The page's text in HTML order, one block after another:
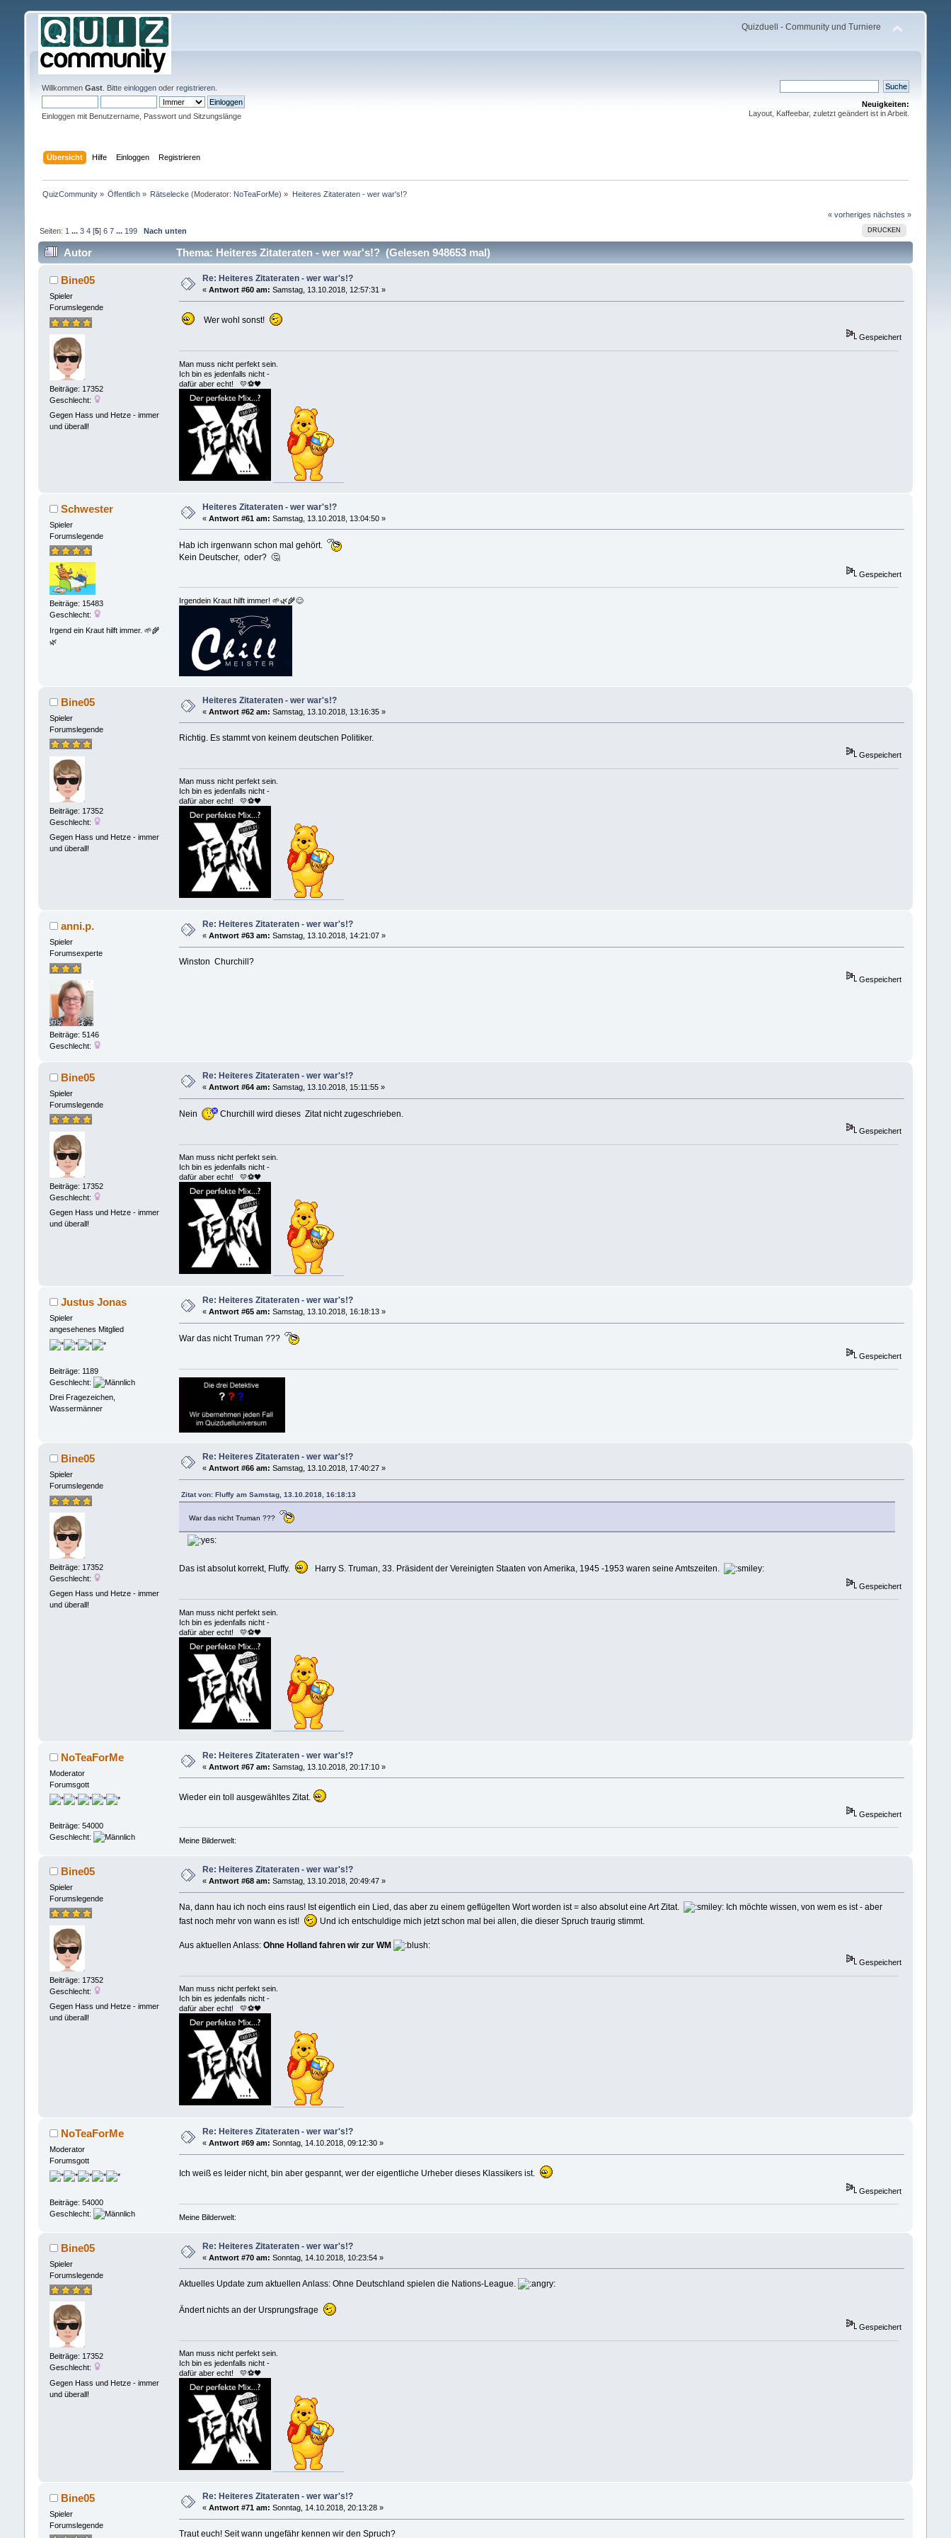
Quizduell - Community und Turniere
Willkommen Gast. Bitte einloggenoder registrieren.
Einloggen mit Benutzername, Passwort und Sitzungslänge
Neuigkeiten:
Layout, Kaffeebar, zuletzt geändert ist in Arbeit.
Übersicht Hilfe Einloggen Registrieren
QuizCommunity» Öffentlich » Rätselecke (Moderator: NoTeaForMe) » Heiteres Zitateraten - wer war's!?
« vorheriges nächstes »
DRUCKEN
Seiten: 1 ... 3 4[5] 6 7 ... 199 Nach unten
Autor Thema: Heiteres Zitateraten - wer war's!? (Gelesen 948653 mal)
Bine05
Spieler
Forumslegende
Beiträge: 17352
Geschlecht:
Gegen Hass und Hetze - immer
und überall!
Re: Heiteres Zitateraten - wer war's!?
« Antwort #60 am: Samstag, 13.10.2018, 12:57:31 »
Wer wohl sonst!
Gespeichert
Man muss nicht perfekt sein.
Ich bin es jedenfalls nicht -
dafür aber echt! 💛⚽️🖤
Schwester
Spieler
Forumslegende
Beiträge: 15483
Geschlecht:
Irgend ein Kraut hilft immer. 🌱🌾
🌿
Heiteres Zitateraten - wer war's!?
« Antwort #61 am: Samstag, 13.10.2018, 13:04:50 »
Hab ich irgenwann schon mal gehört.
Kein Deutscher, oder? 🤔
Gespeichert
Irgendein Kraut hilft immer! 🌱🌿🌾😊
Bine05
Spieler
Forumslegende
Beiträge: 17352
Geschlecht:
Gegen Hass und Hetze - immer
und überall!
Heiteres Zitateraten - wer war's!?
« Antwort #62 am: Samstag, 13.10.2018, 13:16:35 »
Richtig. Es stammt von keinem deutschen Politiker.
Gespeichert
Man muss nicht perfekt sein.
Ich bin es jedenfalls nicht -
dafür aber echt! 💛⚽️🖤
anni.p.
Spieler
Forumsexperte
Beiträge: 5146
Geschlecht:
Re: Heiteres Zitateraten - wer war's!?
« Antwort #63 am: Samstag, 13.10.2018, 14:21:07 »
Winston Churchill?
Gespeichert
Bine05
Spieler
Forumslegende
Beiträge: 17352
Geschlecht:
Gegen Hass und Hetze - immer
und überall!
Re: Heiteres Zitateraten - wer war's!?
« Antwort #64 am: Samstag, 13.10.2018, 15:11:55 »
Nein Churchill wird dieses Zitat nicht zugeschrieben.
Gespeichert
Man muss nicht perfekt sein.
Ich bin es jedenfalls nicht -
dafür aber echt! 💛⚽️🖤
Justus Jonas
Spieler
angesehenes Mitglied
Beiträge: 1189
Geschlecht:
Drei Fragezeichen,
Wassermänner
Re: Heiteres Zitateraten - wer war's!?
« Antwort #65 am: Samstag, 13.10.2018, 16:18:13 »
War das nicht Truman ???
Gespeichert
Bine05
Spieler
Forumslegende
Beiträge: 17352
Geschlecht:
Gegen Hass und Hetze - immer
und überall!
Re: Heiteres Zitateraten - wer war's!?
« Antwort #66 am: Samstag, 13.10.2018, 17:40:27 »
Zitat von: Fluffy am Samstag, 13.10.2018, 16:18:13
War das nicht Truman ???
Das ist absolut korrekt, Fluffy. Harry S. Truman, 33. Präsident der Vereinigten Staaten von Amerika, 1945 -1953 waren seine Amtszeiten.
Gespeichert
Man muss nicht perfekt sein.
Ich bin es jedenfalls nicht -
dafür aber echt! 💛⚽️🖤
NoTeaForMe
Moderator
Forumsgott
Beiträge: 54000
Geschlecht:
Re: Heiteres Zitateraten - wer war's!?
« Antwort #67 am: Samstag, 13.10.2018, 20:17:10 »
Wieder ein toll ausgewähltes Zitat.
Gespeichert
Meine Bilderwelt:
Bine05
Spieler
Forumslegende
Beiträge: 17352
Geschlecht:
Gegen Hass und Hetze - immer
und überall!
Re: Heiteres Zitateraten - wer war's!?
« Antwort #68 am: Samstag, 13.10.2018, 20:49:47 »
Na, dann hau ich noch eins raus! Ist eigentlich ein Lied, das aber zu einem geflügelten Wort worden ist = also absolut eine Art Zitat.
Ich möchte wissen, von wem es ist - aber
fast noch mehr von wann es ist!
Und ich entschuldige mich jetzt schon mal bei allen, die dieser Spruch traurig stimmt.
Aus aktuellen Anlass:Ohne Holland fahren wir zur WM
Gespeichert
Man muss nicht perfekt sein.
Ich bin es jedenfalls nicht -
dafür aber echt! 💛⚽️🖤
NoTeaForMe
Moderator
Forumsgott
Beiträge: 54000
Geschlecht:
Re: Heiteres Zitateraten - wer war's!?
« Antwort #69 am: Sonntag, 14.10.2018, 09:12:30 »
Ich weiß es leider nicht, bin aber gespannt, wer der eigentliche Urheber dieses Klassikers ist.
Gespeichert
Meine Bilderwelt:
Bine05
Spieler
Forumslegende
Beiträge: 17352
Geschlecht:
Gegen Hass und Hetze - immer
und überall!
Re: Heiteres Zitateraten - wer war's!?
« Antwort #70 am: Sonntag, 14.10.2018, 10:23:54 »
Aktuelles Update zum aktuellen Anlass: Ohne Deutschland spielen die Nations-League.
Ändert nichts an der Ursprungsfrage
Gespeichert
Man muss nicht perfekt sein.
Ich bin es jedenfalls nicht -
dafür aber echt! 💛⚽️🖤
Bine05
Spieler
Forumslegende
Re: Heiteres Zitateraten - wer war's!?
« Antwort #71 am: Sonntag, 14.10.2018, 20:13:28 »
Traut euch! Seit wann ungefähr kennen wir den Spruch?